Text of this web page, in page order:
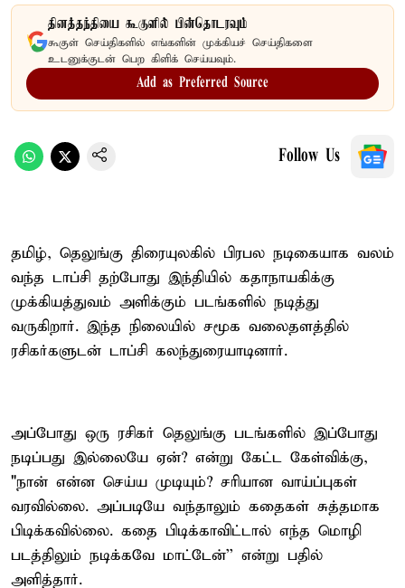
தினத்தந்தியை கூகுளில் பின்தொடரவும்
கூகுள் செய்திகளில் எங்களின் முக்கியச் செய்திகளை
உடனுக்குடன் பெற கிளிக் செய்யவும்.
Add as Preferred Source
Follow Us
தமிழ், தெலுங்கு திரையுலகில் பிரபல நடிகையாக வலம்
வந்த டாப்சி தற்போது இந்தியில் கதாநாயகிக்கு
முக்கியத்துவம் அளிக்கும் படங்களில் நடித்து
வருகிறார். இந்த நிலையில் சமூக வலைதளத்தில்
ரசிகர்களுடன் டாப்சி கலந்துரையாடினார்.
அப்போது ஒரு ரசிகர் தெலுங்கு படங்களில் இப்போது
நடிப்பது இல்லையே ஏன்? என்று கேட்ட கேள்விக்கு,
"நான் என்ன செய்ய முடியும்? சரியான வாய்ப்புகள்
வரவில்லை. அப்படியே வந்தாலும் கதைகள் சுத்தமாக
பிடிக்கவில்லை. கதை பிடிக்காவிட்டால் எந்த மொழி
படத்திலும் நடிக்கவே மாட்டேன்'' என்று பதில்
அளித்தார்.